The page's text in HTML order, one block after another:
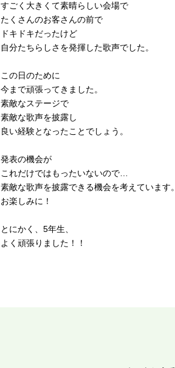
すごく大きくて素晴らしい会場で
たくさんのお客さんの前で
ドキドキだったけど
自分たちらしさを発揮した歌声でした。
この日のために
今まで頑張ってきました。
素敵なステージで
素敵な歌声を披露し
良い経験となったことでしょう。
発表の機会が
これだけではもったいないので…
素敵な歌声を披露できる機会を考えています。
お楽しみに！
とにかく、5年生、
よく頑張りました！！